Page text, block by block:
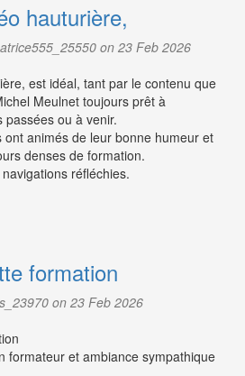
hauturière,
on 23 Feb 2026
est idéal, tant par le contenu que
Meulnet toujours prêt à
passées ou à venir.
ont animés de leur bonne humeur et
denses de formation.
réfléchies.
formation
on 23 Feb 2026
formateur et ambiance sympathique